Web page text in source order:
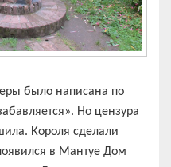
было написана по
Но цензура
Короля сделали
в Мантуе Дом